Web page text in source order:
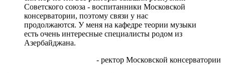
Советского союза - воспитанники Московской
консерватории, поэтому связи у нас
продолжаются. У меня на кафедре теории музыки
есть очень интересные специалисты родом из
Азербайджана.
- ректор Московской консерватории